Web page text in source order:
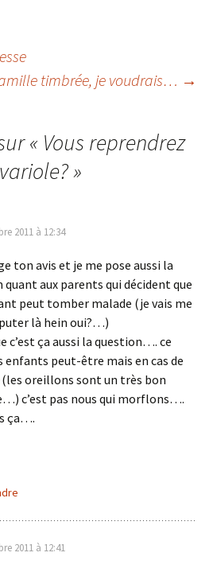
timbrée, je voudrais… →
« Vous reprendrez
»
2011 à 12:34
ton avis et je me pose aussi la
quant aux parents qui décident que
peut tomber malade (je vais me
là hein oui?…)
c’est ça aussi la question…. ce
enfants peut-être mais en cas de
oreillons sont un très bon
c’est pas nous qui morflons….
ça….
2011 à 12:41